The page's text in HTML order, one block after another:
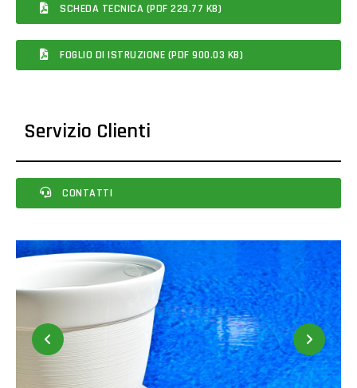
SCHEDA TECNICA (PDF 229.77 KB)
FOGLIO DI ISTRUZIONE (PDF 900.03 KB)
Servizio Clienti
CONTATTI